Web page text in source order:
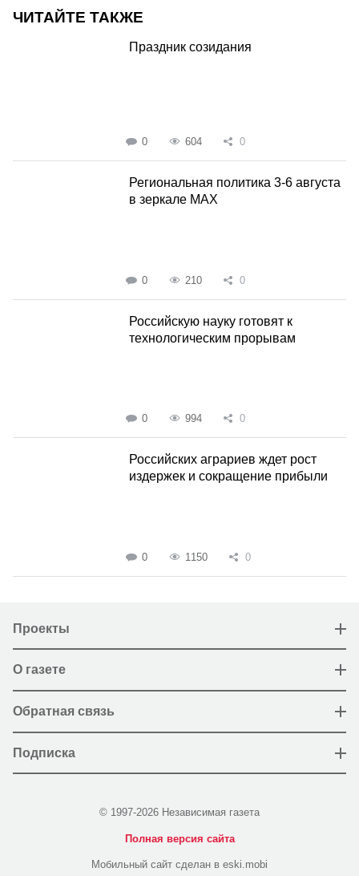
ЧИТАЙТЕ ТАКЖЕ
Праздник созидания
0 604 0
Региональная политика 3-6 августа
в зеркале MAX
0 210 0
Российскую науку готовят к
технологическим прорывам
0 994 0
Российских аграриев ждет рост
издержек и сокращение прибыли
0 1150 0
Проекты
О газете
Обратная связь
Подписка
© 1997-2026 Независимая газета
Полная версия сайта
Мобильный сайт сделан в eski.mobi